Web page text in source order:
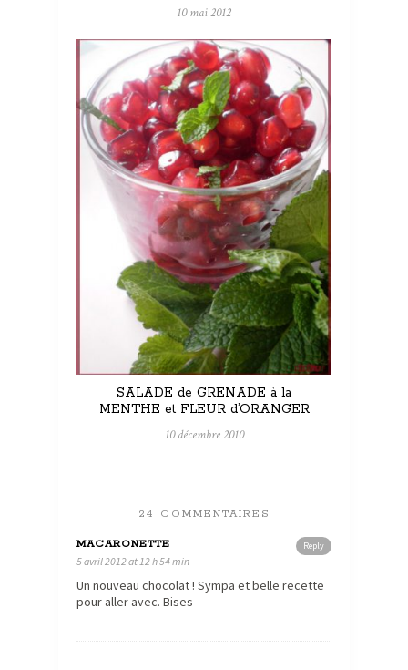
10 mai 2012
SALADE de GRENADE à la
MENTHE et FLEUR d’ORANGER
10 décembre 2010
24 COMMENTAIRES
Reply
MACARONETTE
5 avril 2012 at 12 h 54 min
Un nouveau chocolat ! Sympa et belle recette
pour aller avec. Bises